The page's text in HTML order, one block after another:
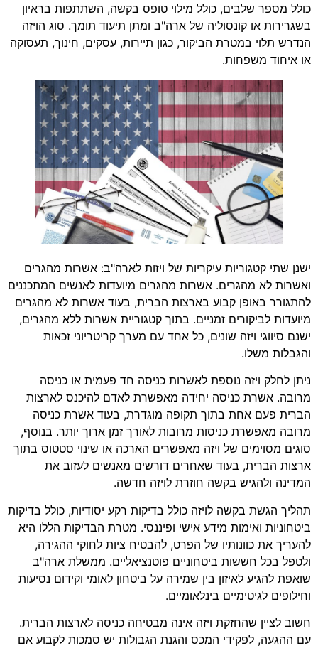
כולל מספר שלבים, כולל מילוי טופס בקשה, השתתפות בראיון
בשגרירות או קונסוליה של ארה"ב ומתן תיעוד תומך. סוג הויזה
הנדרש תלוי במטרת הביקור, כגון תיירות, עסקים, חינוך, תעסוקה
או איחוד משפחות.
ישנן שתי קטגוריות עיקריות של ויזות לארה"ב: אשרות מהגרים
ואשרות לא מהגרים. אשרות מהגרים מיועדות לאנשים המתכננים
להתגורר באופן קבוע בארצות הברית, בעוד אשרות לא מהגרים
מיועדות לביקורים זמניים. בתוך קטגוריית אשרות ללא מהגרים,
ישנם סיווגי ויזה שונים, כל אחד עם מערך קריטריוני זכאות
והגבלות משלו.
ניתן לחלק ויזה נוספת לאשרות כניסה חד פעמית או כניסה
מרובה. אשרת כניסה יחידה מאפשרת לאדם להיכנס לארצות
הברית פעם אחת בתוך תקופה מוגדרת, בעוד אשרת כניסה
מרובה מאפשרת כניסות מרובות לאורך זמן ארוך יותר. בנוסף,
סוגים מסוימים של ויזה מאפשרים הארכה או שינוי סטטוס בתוך
ארצות הברית, בעוד שאחרים דורשים מאנשים לעזוב את
המדינה ולהגיש בקשה חוזרת לויזה חדשה.
תהליך הגשת בקשה לויזה כולל בדיקות רקע יסודיות, כולל בדיקות
ביטחוניות ואימות מידע אישי ופיננסי. מטרת הבדיקות הללו היא
להעריך את כוונותיו של הפרט, להבטיח ציות לחוקי ההגירה,
ולטפל בכל חששות ביטחוניים פוטנציאליים. ממשלת ארה"ב
שואפת להגיע לאיזון בין שמירה על ביטחון לאומי וקידום נסיעות
וחילופים לגיטימיים בינלאומיים.
חשוב לציין שהחזקת ויזה אינה מבטיחה כניסה לארצות הברית.
עם ההגעה, לפקידי המכס והגנת הגבולות יש סמכות לקבוע אם